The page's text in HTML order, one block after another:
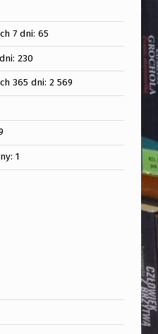
7 dni:65
230
365 dni:2 569
1